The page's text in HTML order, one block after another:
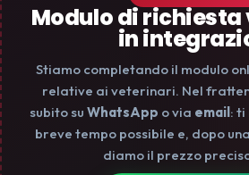
Modulo di
in
Stiamo completando il modulo
relative ai veterinari. Nel
subito su WhatsApp o via email : ti
breve tempo possibile e, dopo
diamo il prezzo